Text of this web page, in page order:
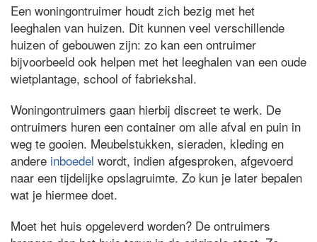
Een woningontruimer houdt zich bezig met het
leeghalen van huizen. Dit kunnen veel verschillende
huizen of gebouwen zijn: zo kan een ontruimer
bijvoorbeeld ook helpen met het leeghalen van een oude
wietplantage, school of fabriekshal.
Woningontruimers gaan hierbij discreet te werk. De
ontruimers huren een container om alle afval en puin in
weg te gooien. Meubelstukken, sieraden, kleding en
andere inboedel wordt, indien afgesproken, afgevoerd
naar een tijdelijke opslagruimte. Zo kun je later bepalen
wat je hiermee doet.
Moet het huis opgeleverd worden? De ontruimers